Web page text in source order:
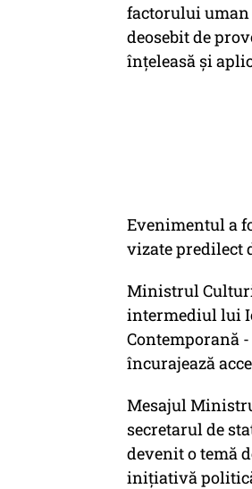
factorului uman
deosebit de
înţeleasă şi
Evenimentul a
vizate predilect
Ministrul
intermediul lui
Contemporană
încurajează
Mesajul
secretarul de
devenit o temă
inițiativă